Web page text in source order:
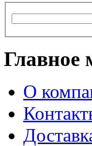
Главное
О